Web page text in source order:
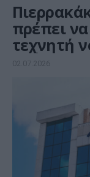
πρέπει
τεχνητή
02.07.2026